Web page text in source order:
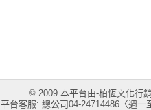
© 2009 本平台由-柏恆文化行
平台客服: 總公司04-24714486〈週